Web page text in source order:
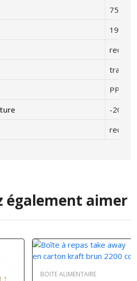
750 ml
190 x
PP
-20° C
également aimer
BOITE ALIMENTAIRE